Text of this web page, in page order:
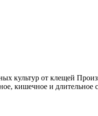
культур от клещей
кишечное и